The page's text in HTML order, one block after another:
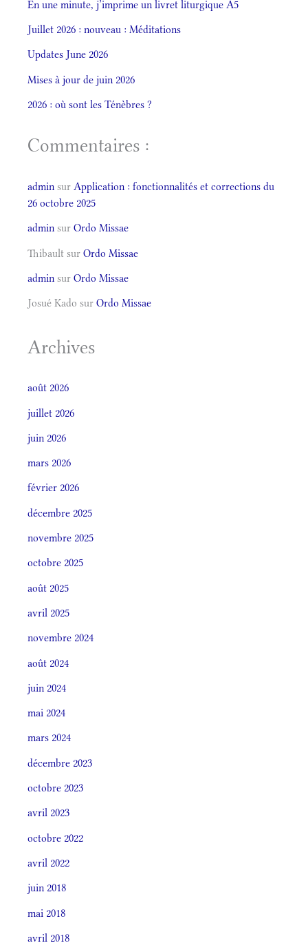
En une minute, j’imprime un livret liturgique A5
Juillet 2026 : nouveau : Méditations
Updates June 2026
Mises à jour de juin 2026
2026 : où sont les Ténèbres ?
Commentaires :
admin sur Application : fonctionnalités et corrections du
26 octobre 2025
admin sur Ordo Missae
Thibault sur Ordo Missae
admin sur Ordo Missae
Josué Kado sur Ordo Missae
Archives
août 2026
juillet 2026
juin 2026
mars 2026
février 2026
décembre 2025
novembre 2025
octobre 2025
août 2025
avril 2025
novembre 2024
août 2024
juin 2024
mai 2024
mars 2024
décembre 2023
octobre 2023
avril 2023
octobre 2022
avril 2022
juin 2018
mai 2018
avril 2018